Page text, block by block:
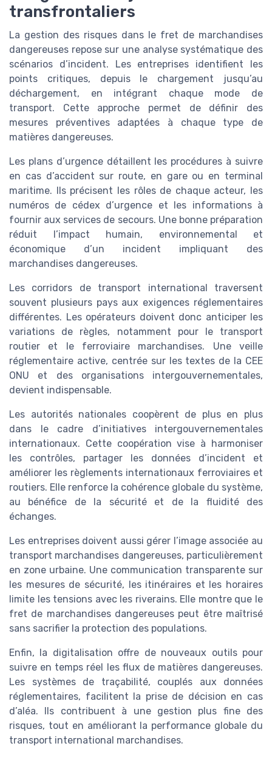
transfrontaliers
La gestion des risques dans le fret de marchandises
dangereuses repose sur une analyse systématique des
scénarios d’incident. Les entreprises identifient les
points critiques, depuis le chargement jusqu’au
déchargement, en intégrant chaque mode de
transport. Cette approche permet de définir des
mesures préventives adaptées à chaque type de
matières dangereuses.
Les plans d’urgence détaillent les procédures à suivre
en cas d’accident sur route, en gare ou en terminal
maritime. Ils précisent les rôles de chaque acteur, les
numéros de cédex d’urgence et les informations à
fournir aux services de secours. Une bonne préparation
réduit l’impact humain, environnemental et
économique d’un incident impliquant des
marchandises dangereuses.
Les corridors de transport international traversent
souvent plusieurs pays aux exigences réglementaires
différentes. Les opérateurs doivent donc anticiper les
variations de règles, notamment pour le transport
routier et le ferroviaire marchandises. Une veille
réglementaire active, centrée sur les textes de la CEE
ONU et des organisations intergouvernementales,
devient indispensable.
Les autorités nationales coopèrent de plus en plus
dans le cadre d’initiatives intergouvernementales
internationaux. Cette coopération vise à harmoniser
les contrôles, partager les données d’incident et
améliorer les règlements internationaux ferroviaires et
routiers. Elle renforce la cohérence globale du système,
au bénéfice de la sécurité et de la fluidité des
échanges.
Les entreprises doivent aussi gérer l’image associée au
transport marchandises dangereuses, particulièrement
en zone urbaine. Une communication transparente sur
les mesures de sécurité, les itinéraires et les horaires
limite les tensions avec les riverains. Elle montre que le
fret de marchandises dangereuses peut être maîtrisé
sans sacrifier la protection des populations.
Enfin, la digitalisation offre de nouveaux outils pour
suivre en temps réel les flux de matières dangereuses.
Les systèmes de traçabilité, couplés aux données
réglementaires, facilitent la prise de décision en cas
d’aléa. Ils contribuent à une gestion plus fine des
risques, tout en améliorant la performance globale du
transport international marchandises.